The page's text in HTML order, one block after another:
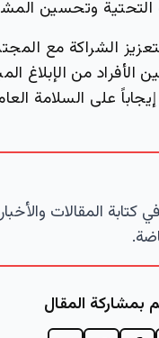
التحتية وتحسين
الشراكة مع
الأفراد من الإبلاغ
على السلامة
المقالات
بمشاركة المقال